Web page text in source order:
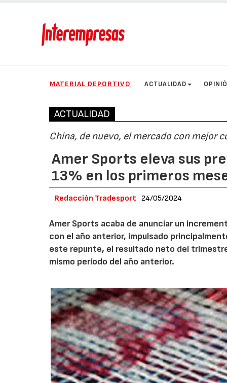
MATERIAL DEPORTIVO ACTUALIDAD
ACTUALIDAD
China, de nuevo, el mercado con mejor
Amer Sports eleva sus
13% en los primeros
Redacción Tradesport 24/05/2024
Amer Sports acaba de anunciar un
con el año anterior, impulsado
este repunte, el resultado neto del
mismo periodo del año anterior.